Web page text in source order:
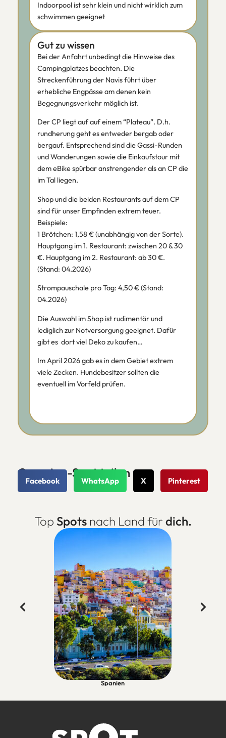
Indoorpool ist sehr klein und nicht wirklich zum
schwimmen geeignet
Gut zu wissen
Bei der Anfahrt unbedingt die Hinweise des
Campingplatzes beachten. Die
Streckenführung der Navis führt über
erhebliche Engpässe am denen kein
Begegnungsverkehr möglich ist.
Der CP liegt auf auf einem “Plateau”. D.h.
rundherung geht es entweder bergab oder
bergauf. Entsprechend sind die Gassi-Runden
und Wanderungen sowie die Einkaufstour mit
dem eBike spürbar anstrengender als an CP die
im Tal liegen.
Shop und die beiden Restaurants auf dem CP
sind für unser Empfinden extrem teuer.
Beispiele:
1 Brötchen: 1,58 € (unabhängig von der Sorte).
Hauptgang im 1. Restaurant: zwischen 20 & 30
€. Hauptgang im 2. Restaurant: ab 30 €.
(Stand: 04.2026)
Strompauschale pro Tag: 4,50 € (Stand:
04.2026)
Die Auswahl im Shop ist rudimentär und
lediglich zur Notversorgung geeignet. Dafür
gibt es dort viel Deko zu kaufen…
Im April 2026 gab es in dem Gebiet extrem
viele Zecken. Hundebesitzer sollten die
eventuell im Vorfeld prüfen.
Camping-Spot teilen
Facebook WhatsApp X Pinterest
Top Spots nach Land für dich.
Spanien